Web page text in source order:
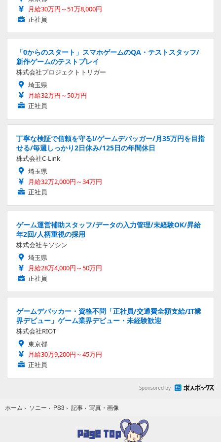
月給30万円～51万8,000円
正社員
「0からのスタート」スマホゲームのQA・テストスタッフ/
新作ゲームのテストプレイ
株式会社プロジェクトトリガー
埼玉県
月給32万円～50万円
正社員
丁寧な検証で信頼を守る!/ゲームデバッガー/月35万円を目指
せる/毎週しっかり2日休み/125日の年間休日
株式会社C-Link
埼玉県
月給32万2,000円～34万円
正社員
ゲーム運営補助スタッフ/データの入力管理/未経験OK/昇給
年2回/人柄重視の採用
株式会社キソシン
埼玉県
月給28万4,000円～50万円
正社員
ゲームデバッカー・資格不問「正社員/交通費全額支給/IT業
界デビュー」ゲーム業界デビュー・未経験歓迎
株式会社RIOT
東京都
月給30万9,200円～45万円
正社員
Sponsored by
ホーム › ソニー › PS3 › 記事 › 写真・画像